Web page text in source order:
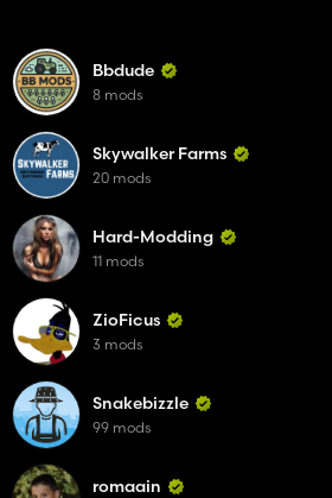
Bbdude
8 mods
Skywalker Farms
20 mods
Hard-Modding
11 mods
ZioFicus
3 mods
Snakebizzle
99 mods
romaain